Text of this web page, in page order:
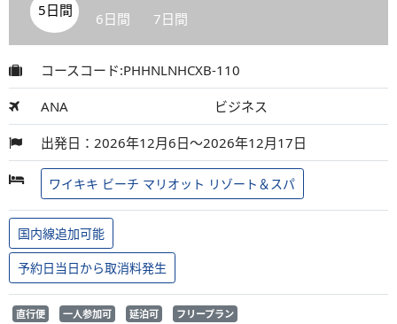
5日間 6日間 7日間
コースコード:PHHNLNHCXB-110
ANA ビジネス
出発日：2026年12月6日～2026年12月17日
ワイキキ ビーチ マリオット リゾート＆スパ
国内線追加可能
予約日当日から取消料発生
直行便 一人参加可 延泊可 フリープラン